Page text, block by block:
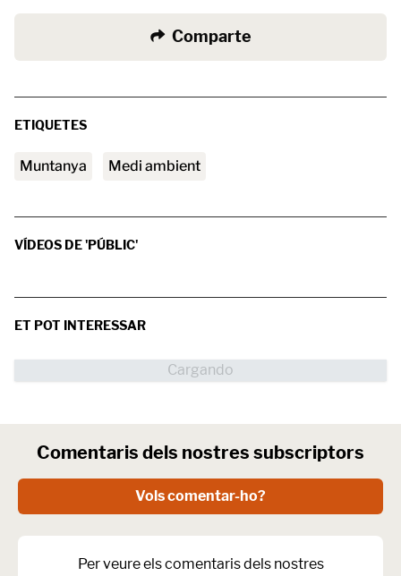
Comparte
ETIQUETES
muntanya medi ambient
VÍDEOS DE 'PÚBLIC'
ET POT INTERESSAR
Comentaris dels nostres subscriptors
Vols comentar-ho?
Per veure els comentaris dels nostres